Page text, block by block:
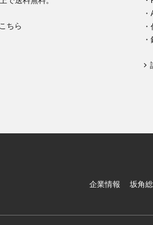
ちら
企業情報 坂角